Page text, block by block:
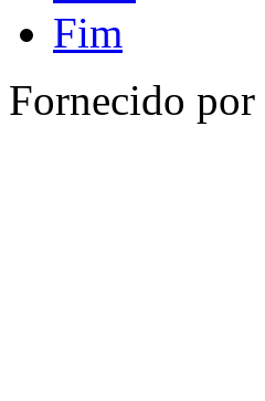
Fim
Fornecido por